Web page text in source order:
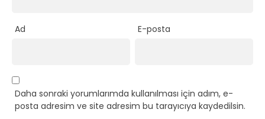
Ad E-posta
Daha sonraki yorumlarımda kullanılması için adım, e-
posta adresim ve site adresim bu tarayıcıya kaydedilsin.